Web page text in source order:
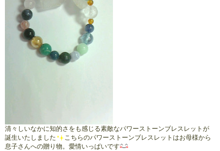
清々しいなかに知的さをも感じる素敵なパワーストーンブレスレットが
誕生いたしました
こちらのパワーストーンブレスレットはお母様から
息子さんへの贈り物。愛情いっぱいです